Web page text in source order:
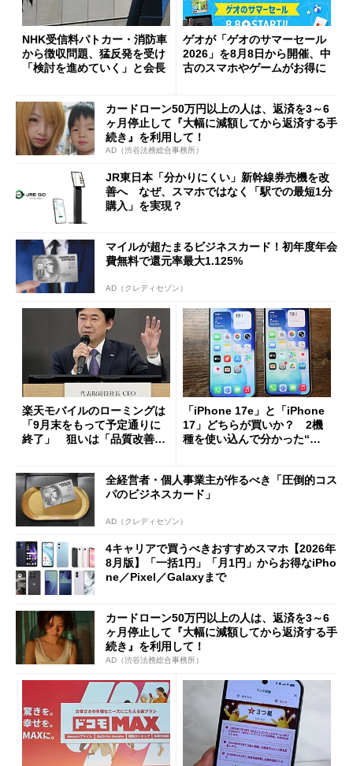
NHK受信料パトカー・消防車
から徴収問題、猛反発を受け
「検討を進めていく」と会長
ゲオが「ゲオのサマーセール
2026」を8月8日から開催、中
古のスマホやゲームがお得に
カードローン50万円以上の人は、返済を3～6
ヶ月停止して『大幅に減額してから返済する手
続き』を利用して！
AD（渋谷法務総合事務所）
JR東日本「分かりにくい」新幹線券売機を改
善へ なぜ、スマホではなく「駅での最短1分
購入」を実現？
マイルが超たまるビジネスカード！初年度年会
費無料で還元率最大1.125%
AD（クレディセゾン）
楽天モバイルのローミングは
「9月末をもって予定通りに
終了」 狙いは「品質改善」
も
「iPhone 17e」と「iPhone
17」どちらが買いか？ 2機
種を使い込んで分かった“ス
全経営者・個人事業主が作るべき「圧倒的コス
パのビジネスカード」
AD（クレディセゾン）
4キャリアで買うべきおすすめスマホ【2026年
8月版】「一括1円」「月1円」からお得なiPho
ne／Pixel／Galaxyまで
カードローン50万円以上の人は、返済を3～6
ヶ月停止して『大幅に減額してから返済する手
続き』を利用して！
AD（渋谷法務総合事務所）